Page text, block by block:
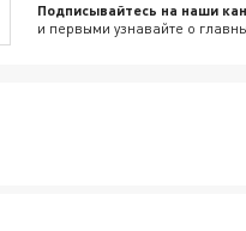
Подписывайтесь на наши
и первыми узнавайте о